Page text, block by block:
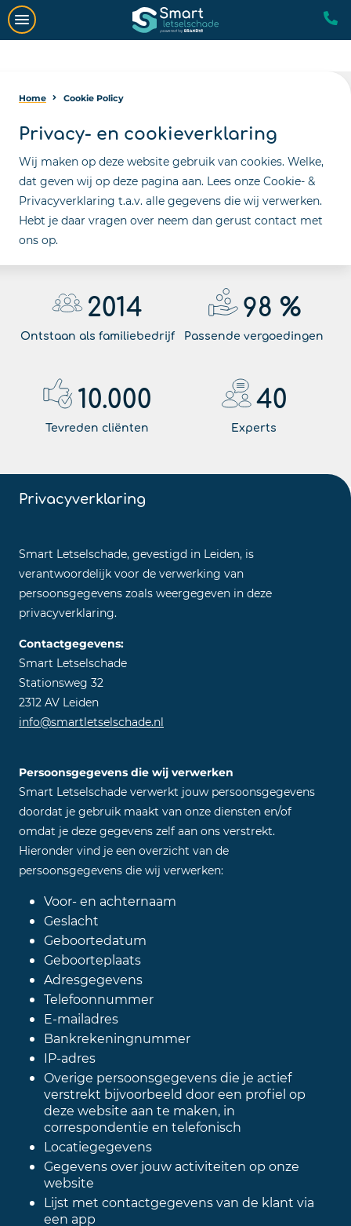
Home Cookie Policy
Privacy- en cookieverklaring
Wij maken op deze website gebruik van cookies. Welke,
dat geven wij op deze pagina aan. Lees onze Cookie- &
Privacyverklaring t.a.v. alle gegevens die wij verwerken.
Hebt je daar vragen over neem dan gerust contact met
ons op.
2014
Ontstaan als familiebedrijf
98 %
Passende vergoedingen
10.000
Tevreden cliënten
40
Experts
Privacyverklaring
Smart Letselschade, gevestigd in Leiden, is
verantwoordelijk voor de verwerking van
persoonsgegevens zoals weergegeven in deze
privacyverklaring.
Contactgegevens:
Smart Letselschade
Stationsweg 32
2312 AV Leiden
info@smartletselschade.nl
Persoonsgegevens die wij verwerken
Smart Letselschade verwerkt jouw persoonsgegevens
doordat je gebruik maakt van onze diensten en/of
omdat je deze gegevens zelf aan ons verstrekt.
Hieronder vind je een overzicht van de
persoonsgegevens die wij verwerken:
Voor- en achternaam
Geslacht
Geboortedatum
Geboorteplaats
Adresgegevens
Telefoonnummer
E-mailadres
Bankrekeningnummer
IP-adres
Overige persoonsgegevens die je actief
verstrekt bijvoorbeeld door een profiel op
deze website aan te maken, in
correspondentie en telefonisch
Locatiegegevens
Gegevens over jouw activiteiten op onze
website
Lijst met contactgegevens van de klant via
een app